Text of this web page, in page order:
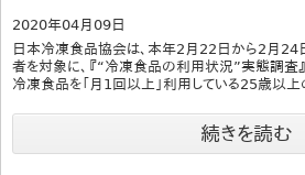
2020年04月09日
日本冷凍食品協会は、本年2月22日から2月24
者を対象に、『“冷凍食品の利用状況”実態調査
冷凍食品を「月1回以上」利用している25歳以
続きを読む